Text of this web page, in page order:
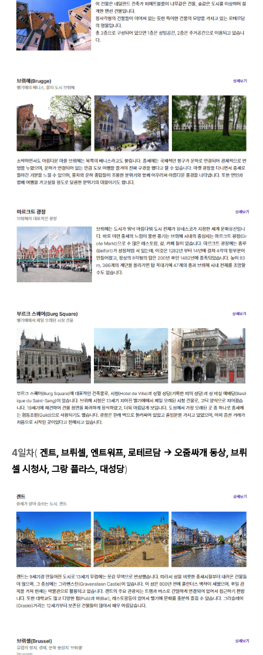
4일차( 겐트, 브뤼셀, 엔트워프, 로테르담 → 오줌싸개 동상, 브뤼
셀 시청사, 그랑 플라스, 대성당)